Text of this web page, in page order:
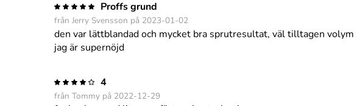
Proffs grund
från Jerry Svensson på 2023-01-02
den var lättblandad och mycket bra sprutresultat, väl tilltagen volym
jag är supernöjd
4
från Tommy på 2022-12-29